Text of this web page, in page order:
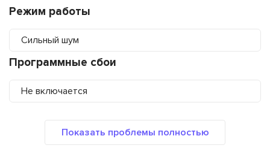
Режим работы
Сильный шум
Программные сбои
Не включается